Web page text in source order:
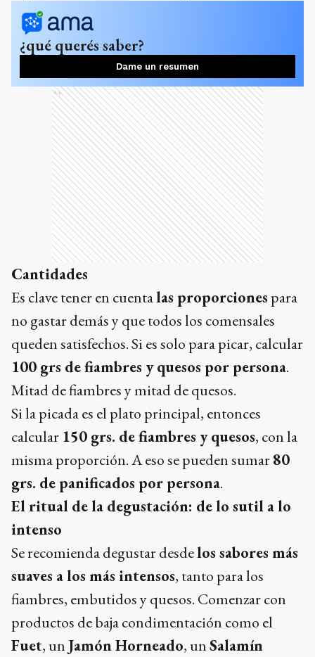
¿qué querés saber?
Dame un resumen
Ads
Cantidades
Es clave tener en cuentalas proporciones para
no gastar demás y que todos los comensales
queden satisfechos. Si es solo para picar, calcular
100 grs de fiambres y quesos por persona.
Mitad de fiambres y mitad de quesos.
Si la picada es el plato principal, entonces
calcular 150 grs. de fiambres y quesos, con la
misma proporción. A eso se pueden sumar80
grs. de panificados por persona.
El ritual de la degustación: de lo sutil a lo
intenso
Se recomienda degustar desdelos sabores más
suaves a los más intensos, tanto para los
fiambres, embutidos y quesos. Comenzar con
productos de baja condimentación como el
Fuet, un Jamón Horneado, unSalamín